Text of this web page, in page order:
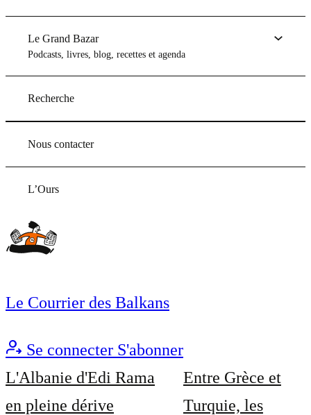
Le Grand Bazar
Podcasts, livres, blog, recettes et agenda
Recherche
Nous contacter
L’Ours
Le Courrier des Balkans
Se connecter S'abonner
L'Albanie d'Edi Rama
en pleine dérive
Entre Grèce et
Turquie, les